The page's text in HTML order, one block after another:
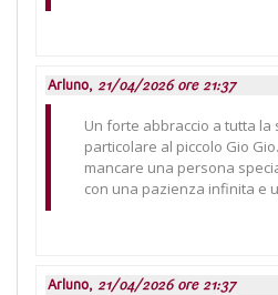
Arluno, 21/04/2026 ore 21:37
Un forte abbraccio a tutta la
particolare al piccolo Gio
mancare una persona
con una pazienza infinita e
Arluno, 21/04/2026 ore 21:37